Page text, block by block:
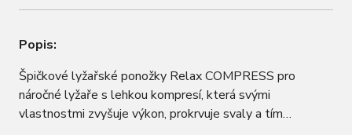
Popis:
Špičkové lyžařské ponožky Relax COMPRESS pro
náročné lyžaře s lehkou kompresí, která svými
vlastnostmi zvyšuje výkon, prokrvuje svaly a tím